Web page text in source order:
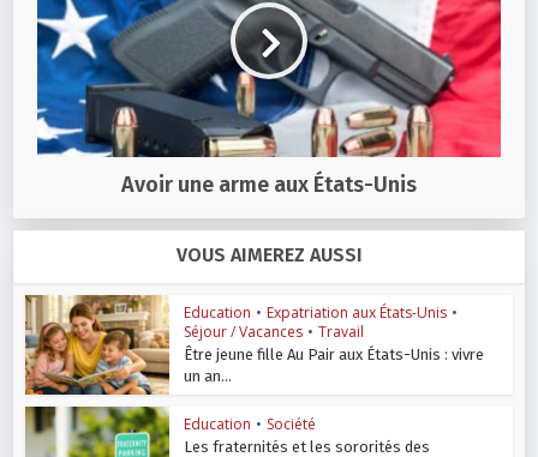
Avoir une arme aux États-Unis
VOUS AIMEREZ AUSSI
Education • Expatriation aux États-Unis •
Séjour / Vacances • Travail
Être jeune fille Au Pair aux États-Unis : vivre
un an...
Education • Société
Les fraternités et les sororités des